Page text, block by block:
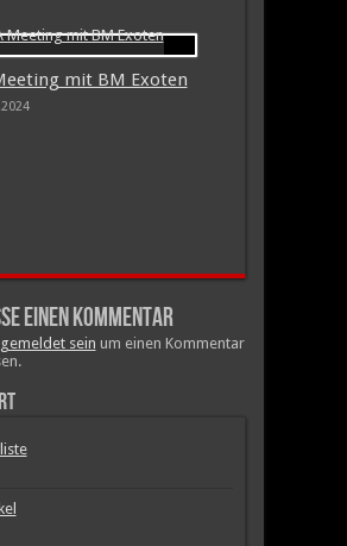
mit BM Exoten
einen Kommentar
sein um einen Kommentar